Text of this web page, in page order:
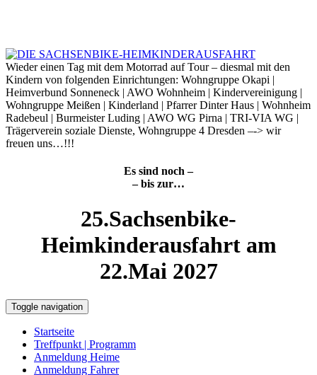
Wieder einen Tag mit dem Motorrad auf Tour – diesmal mit den
Kindern von folgenden Einrichtungen: Wohngruppe Okapi |
Heimverbund Sonneneck | AWO Wohnheim | Kindervereinigung |
Wohngruppe Meißen | Kinderland | Pfarrer Dinter Haus | Wohnheim
Radebeul | Burmeister Luding | AWO WG Pirna | TRI-VIA WG |
Trägerverein soziale Dienste, Wohngruppe 4 Dresden –-> wir
freuen uns…!!!
Es sind noch –
– bis zur…
25.Sachsenbike-
Heimkinderausfahrt am
22.Mai 2027
Toggle navigation
Startseite
Treffpunkt | Programm
Anmeldung Heime
Anmeldung Fahrer